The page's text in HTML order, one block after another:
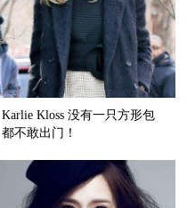
Karlie Kloss 没有一只方形包
都不敢出门！